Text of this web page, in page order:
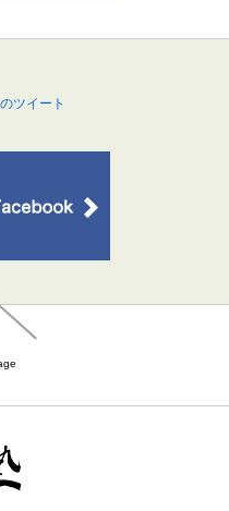
ツイート